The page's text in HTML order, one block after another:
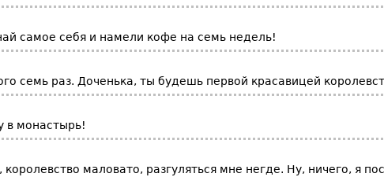
самое себя и намели кофе на семь недель!
семь раз. Доченька, ты будешь первой красавицей
в монастырь!
маловато, разгуляться мне негде. Ну, ничего, я